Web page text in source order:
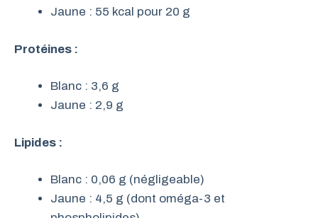
Jaune : 55 kcal pour 20 g
Protéines :
Blanc : 3,6 g
Jaune : 2,9 g
Lipides :
Blanc : 0,06 g (négligeable)
Jaune : 4,5 g (dont oméga-3 et